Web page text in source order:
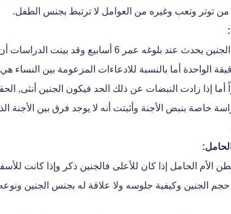
توتر وتعب وغيره من العوامل لا ترتبط بجنس الطفل.
أما إذا زادت النبضات عن ذلك الحد فيكون الجنين أنثى,
دراسة خاصة بنبض الأجنة وأثبتت أنه لا يوجد فرق بين
الأم الحامل إذا كان للأعلى فالجنين ذكر وإذا كانت
الجنين وكيفية جلوسه ولا علاقة له بجنس الجنين